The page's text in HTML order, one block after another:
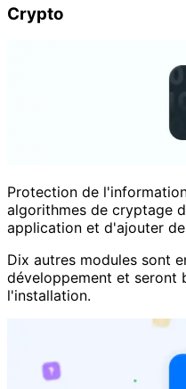
Crypto
Protection de
algorithmes de cryptage
application et d'ajouter
Dix autres modules sont
développement et seront
l'installation.